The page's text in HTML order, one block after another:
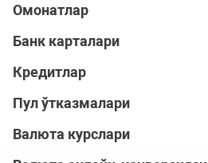
Омонатлар
Банк карталари
Кредитлар
Пул ўтказмалари
Валюта курслари